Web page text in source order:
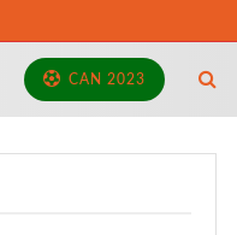
CAN 2023